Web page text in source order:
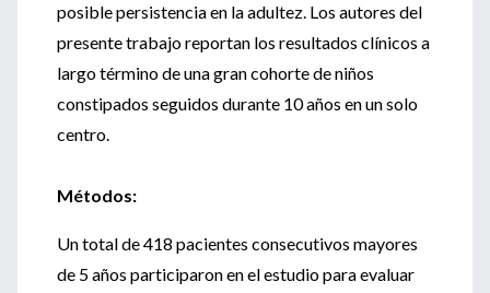
posible persistencia en la adultez. Los autores del
presente trabajo reportan los resultados clínicos a
largo término de una gran cohorte de niños
constipados seguidos durante 10 años en un solo
centro.
Métodos:
Un total de 418 pacientes consecutivos mayores
de 5 años participaron en el estudio para evaluar